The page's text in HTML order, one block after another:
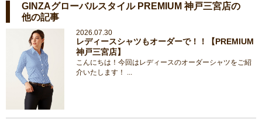
GINZAグローバルスタイル PREMIUM 神戸三宮店の
他の記事
2026.07.30
レディースシャツもオーダーで！！【PREMIUM
神戸三宮店】
こんにちは！今回はレディースのオーダーシャツをご紹
介いたします！ ...